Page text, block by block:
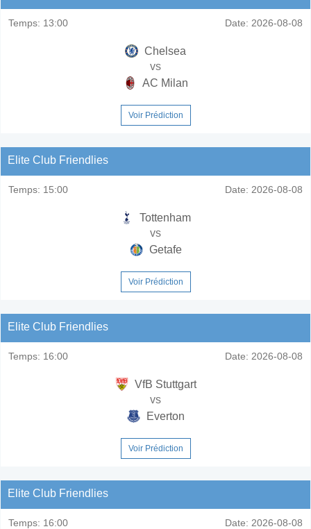
Temps: 13:00 Date: 2026-08-08
Chelsea
vs
AC Milan
Voir Prédiction
Elite Club Friendlies
Temps: 15:00 Date: 2026-08-08
Tottenham
vs
Getafe
Voir Prédiction
Elite Club Friendlies
Temps: 16:00 Date: 2026-08-08
VfB Stuttgart
vs
Everton
Voir Prédiction
Elite Club Friendlies
Temps: 16:00 Date: 2026-08-08